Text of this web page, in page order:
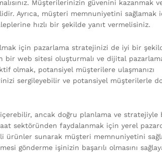
Müşterilerinizin güvenini kazanmak
Ayrıca, müşteri memnuniyetini sağlamak
hızlı bir şekilde yanıt vermelisiniz.
için pazarlama stratejinizi de iyi bir
bir web sitesi oluşturmalı ve dijital
olmak, potansiyel müşterilere ulaşmanızı
sergileyebilir ve potansiyel müşterilerle
ancak doğru planlama ve stratejiyle
sektöründen faydalanmak için yerel
ürünler sunarak müşteri memnuniyetini
gönderme işinizin başarılı olmasını